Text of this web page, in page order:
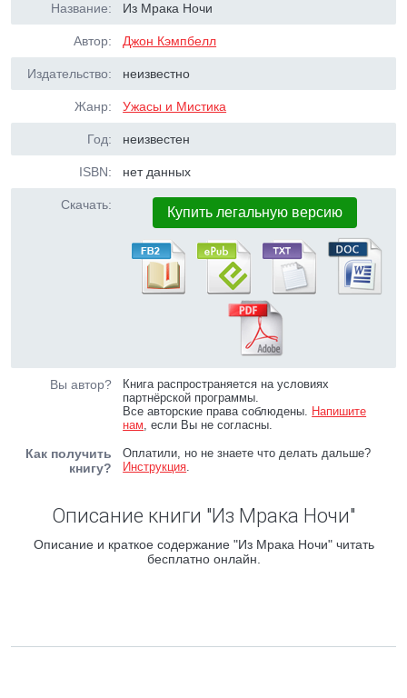
Название: Из Мрака Ночи
Автор: Джон Кэмпбелл
Издательство: неизвестно
Жанр: Ужасы и Мистика
Год: неизвестен
ISBN: нет данных
Скачать: Купить легальную версию
Вы автор?
Книга распространяется на условиях
партнёрской программы.
Все авторские права соблюдены. Напишите
нам, если Вы не согласны.
Как получить
книгу?
Оплатили, но не знаете что делать дальше?
Инструкция.
Описание книги "Из Мрака Ночи"
Описание и краткое содержание "Из Мрака Ночи" читать
бесплатно онлайн.